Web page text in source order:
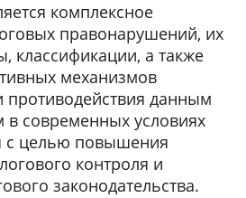
комплексное
правонарушений, их
классификации, а также
механизмов
противодействия данным
современных условиях
с целью повышения
контроля и
законодательства.